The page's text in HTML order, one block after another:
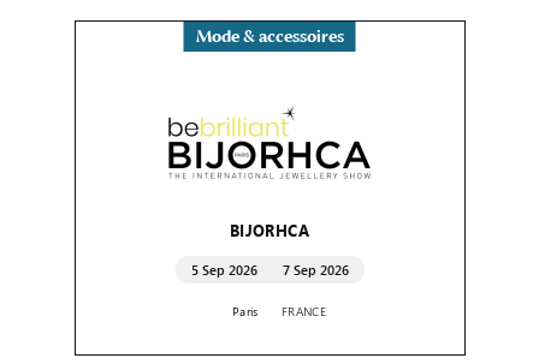
Mode & accessoires
BIJORHCA
5 Sep 2026 7 Sep 2026
Paris FRANCE